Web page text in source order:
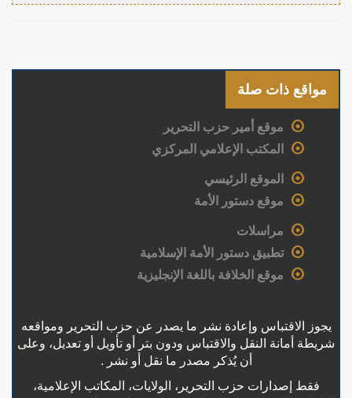
مواقع ذات صلة
موقع أمير حزب التحرير
المكتب الإعلامي المركزي
الموقع الرئيسي
موقع دستور الأمة
مراسلات
تطبيق دستور الأمة الإسلامية
موقع الخلافة باللغة الإنجليزية
يجوز الاقتباس وإعادة نشر ما يصدر عن حزب التحرير ومواقعه
شريطة أمانة النقل والاقتباس ودون بتر أو تأويل أو تعديل، وعلى
أن يُذكر مصدر ما نقل أو نشر .
فقط إصدارات حزب التحرير، الولايات، المكاتب الإعلامية،